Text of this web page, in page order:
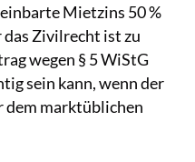
Mietzins 50 %
das Zivilrecht ist zu
wegen § 5 WiStG
sein kann, wenn der
dem marktüblichen